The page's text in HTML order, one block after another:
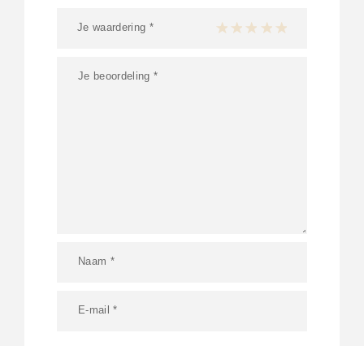
Je waardering * 1 van de 5 sterren
2 van de 5 sterren
3 van de 5 sterren
4 van de 5 sterren